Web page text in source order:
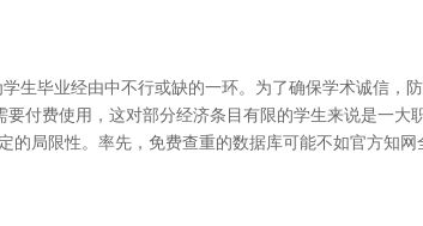
生毕业经由中不行或缺的一环。为了确保学术诚信，
付费使用，这对部分经济条目有限的学生来说是一大
的局限性。率先，免费查重的数据库可能不如官方知网